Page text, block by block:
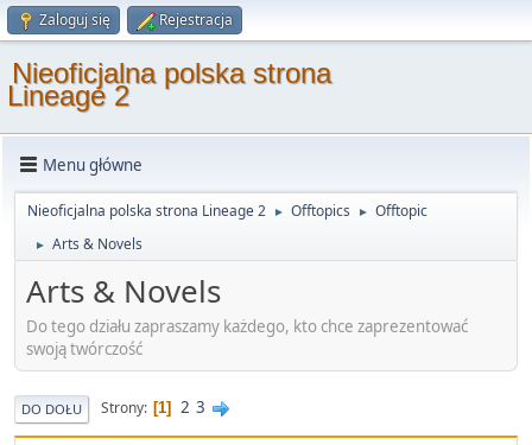
Zaloguj się Rejestracja
Nieoficjalna polska strona
Lineage 2
Menu główne
Nieoficjalna polska strona Lineage 2 ► Offtopics ► Offtopic
► Arts & Novels
Arts & Novels
Do tego działu zapraszamy każdego, kto chce zaprezentować
swoją twórczość
DO DOŁU Strony 1 2 3